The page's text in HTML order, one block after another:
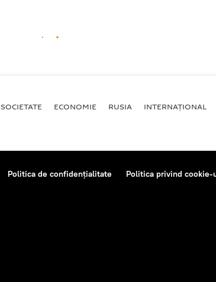
SOCIETATE ECONOMIE RUSIA INTERNAŢIONAL
Politica de confidențialitate Politica privind cookie-